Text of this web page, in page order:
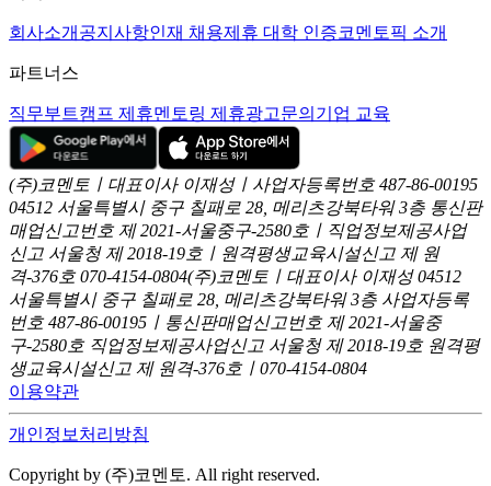
회사소개 공지사항인재 채용제휴 대학 인증코멘토픽 소개
파트너스
직무부트캠프 제휴멘토링 제휴광고문의 기업 교육
(주)코멘토ㅣ대표이사 이재성ㅣ사업자등록번호 487-86-00195
04512 서울특별시 중구 칠패로 28, 메리츠강북타워 3층 통신판
매업신고번호 제 2021-서울중구-2580호ㅣ직업정보제공사업
신고 서울청 제 2018-19호ㅣ원격평생교육시설신고 제 원
격-376호 070-4154-0804(주)코멘토ㅣ대표이사 이재성 04512
서울특별시 중구 칠패로 28, 메리츠강북타워 3층 사업자등록
번호 487-86-00195ㅣ통신판매업신고번호 제 2021-서울중
구-2580호 직업정보제공사업신고 서울청 제 2018-19호 원격평
생교육시설신고 제 원격-376호ㅣ070-4154-0804
이용약관
개인정보처리방침
Copyright by (주)코멘토. All right reserved.